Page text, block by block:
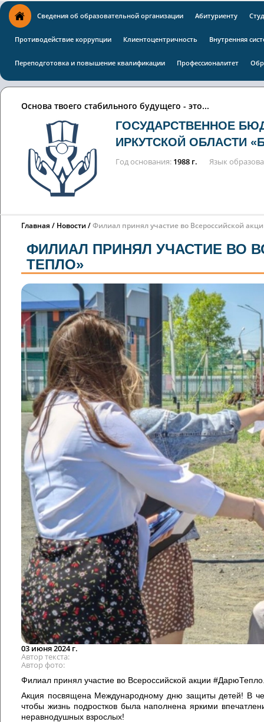
Сведения об образовательной организации Абитуриенту
Противодействие коррупции Клиентоцентричность Внутренняя
Переподготовка и повышение квалификации Профессионалитет
Основа твоего стабильного будущего - это...
ГОСУДАРСТВЕННОЕ
ИРКУТСКОЙ ОБЛАСТИ
Год основания 1988 г. Язык
Главная Новости Филиал принял участие во Всероссийской
ФИЛИАЛ ПРИНЯЛ УЧАСТИЕ ВО
ТЕПЛО»
03 июня 2024 г.
Автор текста
Автор фото
Филиал принял участие во Всероссийской акции
Акция посвящена Международному дню защиты детей! В
чтобы жизнь подростков была наполнена яркими
неравнодушных взрослых!